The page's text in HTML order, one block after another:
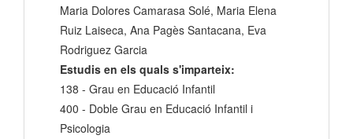
Maria Dolores Camarasa Solé, Maria Elena
Ruiz Laiseca, Ana Pagès Santacana, Eva
Rodriguez Garcia
Estudis en els quals s'imparteix:
138 - Grau en Educació Infantil
400 - Doble Grau en Educació Infantil i
Psicologia